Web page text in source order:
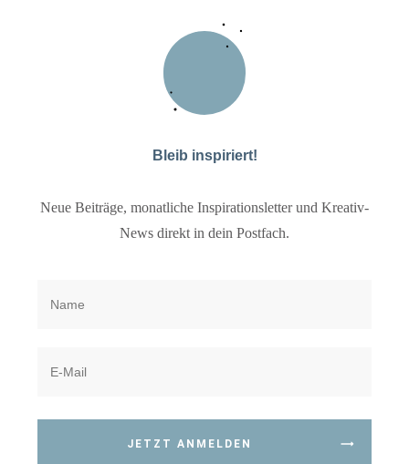
Bleib inspiriert!
Neue Beiträge, monatliche Inspirationsletter und Kreativ-
News direkt in dein Postfach.
JETZT ANMELDEN